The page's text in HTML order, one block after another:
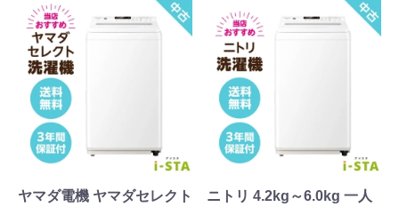
ヤマダ電機 ヤマダセレクト
ニトリ 4.2kg～6.0kg 一人